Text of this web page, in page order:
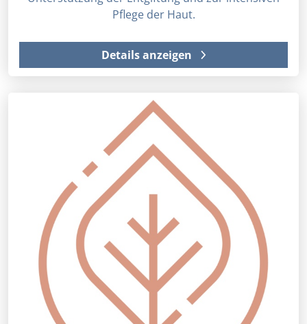
Pflege der Haut.
Details anzeigen